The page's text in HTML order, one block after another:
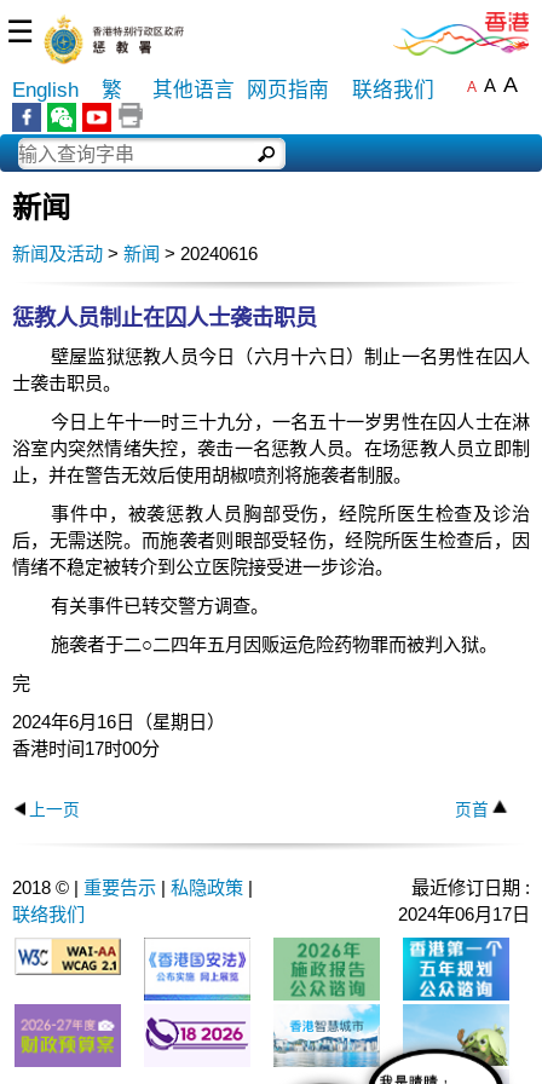
☰
English 繁 其他语言 网页指南 联络我们 A A A
新闻
新闻及活动 > 新闻 > 20240616
​惩教人员制止在囚人士袭击职员
壁屋监狱惩教人员今日（六月十六日）制止一名男性在囚人
士袭击职员。
今日上午十一时三十九分，一名五十一岁男性在囚人士在淋
浴室内突然情绪失控，袭击一名惩教人员。在场惩教人员立即制
止，并在警告无效后使用胡椒喷剂将施袭者制服。
事件中，被袭惩教人员胸部受伤，经院所医生检查及诊治
后，无需送院。而施袭者则眼部受轻伤，经院所医生检查后，因
情绪不稳定被转介到公立医院接受进一步诊治。
有关事件已转交警方调查。
施袭者于二○二四年五月因贩运危险药物罪而被判入狱。
完
2024年6月16日（星期日）
香港时间17时00分
上一页 页首
2018 © | 重要告示 | 私隐政策 |
联络我们
最近修订日期 :
2024年06月17日